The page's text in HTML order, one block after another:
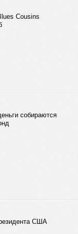
Cousins
собираются
США